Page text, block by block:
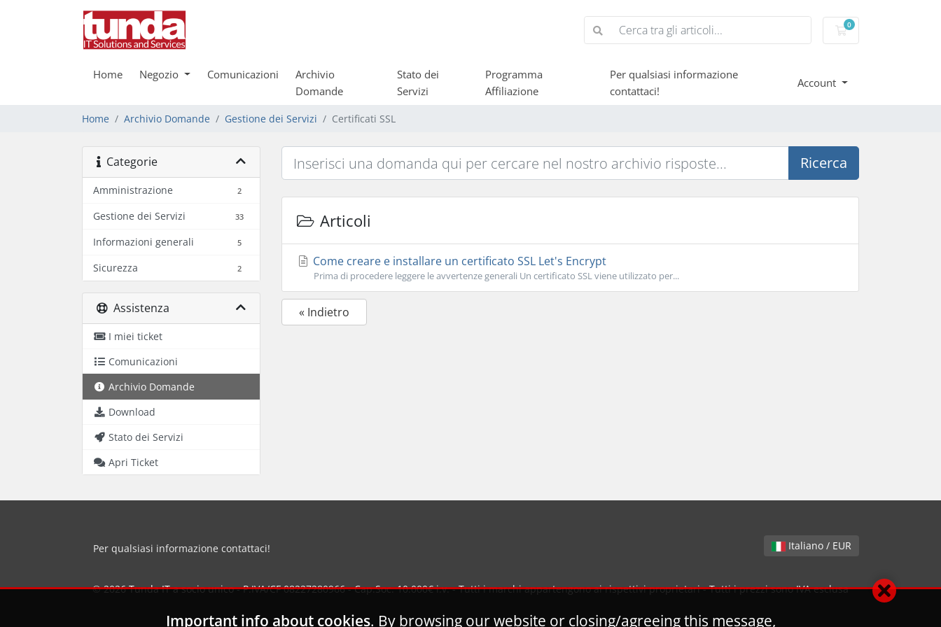
0
Carrello
Home Negozio Comunicazioni
Archivio
Domande
Stato dei
Servizi
Programma
Affiliazione
Per qualsiasi informazione
contattaci!
Account
Home Archivio Domande Gestione dei Servizi Certificati SSL
Categorie
Amministrazione 2
Gestione dei Servizi 33
Informazioni generali 5
Sicurezza 2
Assistenza
I miei ticket
Comunicazioni
Archivio Domande
Download
Stato dei Servizi
Apri Ticket
Ricerca
Articoli
Come creare e installare un certificato SSL Let's Encrypt
Prima di procedere leggere le avvertenze generali Un certificato SSL viene utilizzato per...
« Indietro
Italiano / EUR
Per qualsiasi informazione contattaci!
© 2026Tunda IT a socio unico- P.IVA/CF 08227280966 - Cap.Soc. 10.000€ i.v. - Tutti i marchi appartengono ai rispettivi proprietari - Tutti i prezzi sono IVA esclusa
Important info about cookies. By browsing our website or closing/agreeing this message,